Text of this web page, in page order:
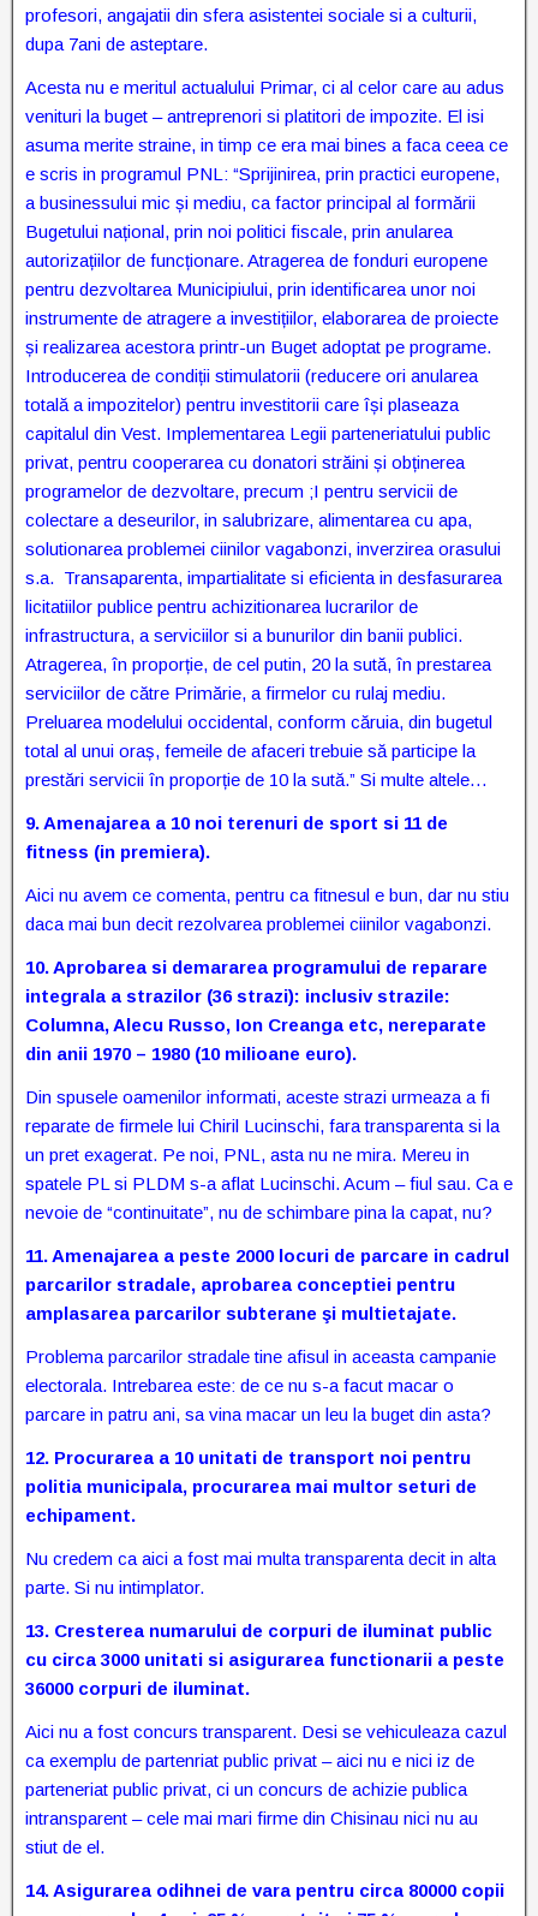
profesori, angajatii din sfera asistentei sociale si a culturii,
dupa 7ani de asteptare.
Acesta nu e meritul actualului Primar, ci al celor care au adus
venituri la buget – antreprenori si platitori de impozite. El isi
asuma merite straine, in timp ce era mai bines a faca ceea ce
e scris in programul PNL: “Sprijinirea, prin practici europene,
a businessului mic și mediu, ca factor principal al formării
Bugetului național, prin noi politici fiscale, prin anularea
autorizațiilor de funcționare. Atragerea de fonduri europene
pentru dezvoltarea Municipiului, prin identificarea unor noi
instrumente de atragere a investițiilor, elaborarea de proiecte
și realizarea acestora printr-un Buget adoptat pe programe.
Introducerea de condiții stimulatorii (reducere ori anularea
totală a impozitelor) pentru investitorii care își plaseaza
capitalul din Vest. Implementarea Legii parteneriatului public
privat, pentru cooperarea cu donatori străini și obținerea
programelor de dezvoltare, precum ;I pentru servicii de
colectare a deseurilor, in salubrizare, alimentarea cu apa,
solutionarea problemei ciinilor vagabonzi, inverzirea orasului
s.a. Transaparenta, impartialitate si eficienta in desfasurarea
licitatiilor publice pentru achizitionarea lucrarilor de
infrastructura, a serviciilor si a bunurilor din banii publici.
Atragerea, în proporție, de cel putin, 20 la sută, în prestarea
serviciilor de către Primărie, a firmelor cu rulaj mediu.
Preluarea modelului occidental, conform căruia, din bugetul
total al unui oraș, femeile de afaceri trebuie să participe la
prestări servicii în proporție de 10 la sută.” Si multe altele…
9.Amenajarea a 10 noi terenuri de sport si 11 de
fitness (in premiera).
Aici nu avem ce comenta, pentru ca fitnesul e bun, dar nu stiu
daca mai bun decit rezolvarea problemei ciinilor vagabonzi.
10.Aprobarea si demararea programului de reparare
integrala a strazilor (36 strazi): inclusiv strazile:
Columna, Alecu Russo, Ion Creanga etc, nereparate
din anii 1970 – 1980 (10 milioane euro).
Din spusele oamenilor informati, aceste strazi urmeaza a fi
reparate de firmele lui Chiril Lucinschi, fara transparenta si la
un pret exagerat. Pe noi, PNL, asta nu ne mira. Mereu in
spatele PL si PLDM s-a aflat Lucinschi. Acum – fiul sau. Ca e
nevoie de “continuitate”, nu de schimbare pina la capat, nu?
11.Amenajarea a peste 2000 locuri de parcare in cadrul
parcarilor stradale, aprobarea conceptiei pentru
amplasarea parcarilor subterane şi multietajate.
Problema parcarilor stradale tine afisul in aceasta campanie
electorala. Intrebarea este: de ce nu s-a facut macar o
parcare in patru ani, sa vina macar un leu la buget din asta?
12. Procurarea a 10 unitati de transport noi pentru
politia municipala, procurarea mai multor seturi de
echipament.
Nu credem ca aici a fost mai multa transparenta decit in alta
parte. Si nu intimplator.
13. Cresterea numarului de corpuri de iluminat public
cu circa 3000 unitati si asigurarea functionarii a peste
36000 corpuri de iluminat.
Aici nu a fost concurs transparent. Desi se vehiculeaza cazul
ca exemplu de partenriat public privat – aici nu e nici iz de
parteneriat public privat, ci un concurs de achizie publica
intransparent – cele mai mari firme din Chisinau nici nu au
stiut de el.
14.Asigurarea odihnei de vara pentru circa 80000 copii